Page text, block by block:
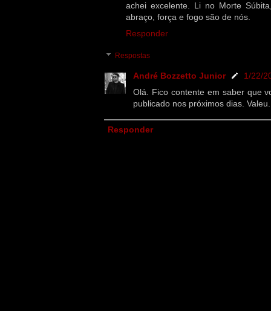
achei excelente. Li no Morte
abraço, força e fogo são de nós.
Responder
Respostas
André Bozzetto Junior
1/22/
Olá. Fico contente em saber que
publicado nos próximos dias. Valeu.
Responder